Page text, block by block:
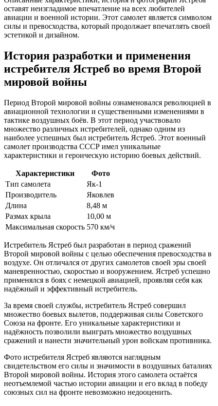
оставят неизгладимое впечатление на всех любителей
авиации и военной истории. Этот самолет является символом
силы и превосходства, который продолжает впечатлять своей
эстетикой и дизайном.
История разработки и применения
истребителя Ястреб во время Второй
мировой войны
Период Второй мировой войны ознаменовался революцией в
авиационной технологии и существенными изменениями в
тактике воздушных боёв. В этот период участвовало
множество различных истребителей, однако одним из
наиболее успешных был истребитель Ястреб. Этот военный
самолет производства СССР имел уникальные
характеристики и героическую историю боевых действий.
Характеристики
Фото
Тип самолета
Як-1
Производитель
Яковлев
Длина
8,48 м
Размах крыла
10,00 м
Максимальная скорость 570 км/ч
Истребитель Ястреб был разработан в период сражений
Второй мировой войны с целью обеспечения превосходства в
воздухе. Он отличался от других самолетов своей эры своей
маневренностью, скоростью и вооружением. Ястреб успешно
применялся в боях с немецкой авиацией, проявляя себя как
надёжный и эффективный истребитель.
За время своей службы, истребитель Ястреб совершил
множество боевых вылетов, поддерживая силы Советского
Союза на фронте. Его уникальные характеристики и
надёжность позволили выиграть множество воздушных
сражений и нанести значительный урон войскам противника.
Фото истребителя Ястреб являются наглядным
свидетельством его силы и значимости в воздушных баталиях
Второй мировой войны. История этого самолета остаётся
неотъемлемой частью истории авиации и его вклад в победу
союзных сил на фронте невозможно недооценить.